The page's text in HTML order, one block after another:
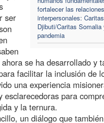
fortalecer las relaciones
interpersonales: Caritas
Djibuti/Caritas Somalia
pandemia
ser
se ha desarrollado y
facilitar la inclusión de
una experiencia
para
y la ternura.
un diálogo que